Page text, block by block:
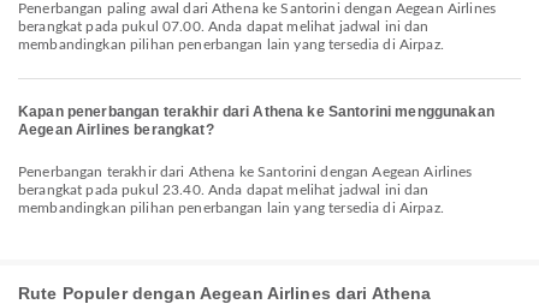
Penerbangan paling awal dari Athena ke Santorini dengan Aegean Airlines
berangkat pada pukul 07.00. Anda dapat melihat jadwal ini dan
membandingkan pilihan penerbangan lain yang tersedia di Airpaz.
Kapan penerbangan terakhir dari Athena ke Santorini menggunakan
Aegean Airlines berangkat?
Penerbangan terakhir dari Athena ke Santorini dengan Aegean Airlines
berangkat pada pukul 23.40. Anda dapat melihat jadwal ini dan
membandingkan pilihan penerbangan lain yang tersedia di Airpaz.
Rute Populer dengan Aegean Airlines dari Athena